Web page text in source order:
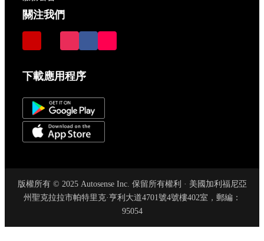
關注我們
下載應用程序
版權所有 © 2025 Autosense Inc. 保留所有權利 · 美國加利福尼亞
州聖克拉拉市帕特里克·亨利大道4701號4號樓402室，郵編：
95054